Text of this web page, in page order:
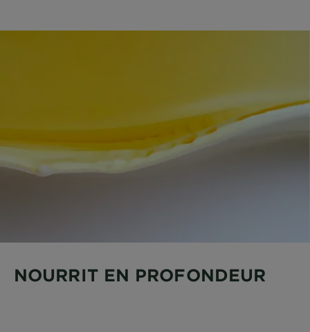
NOURRIT EN PROFONDEUR